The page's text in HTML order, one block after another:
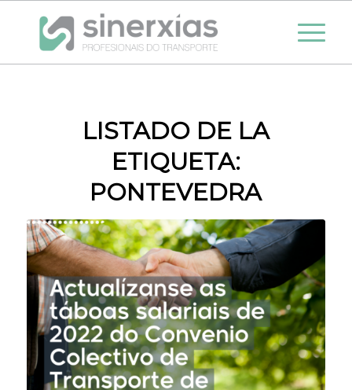
LISTADO DE LA
ETIQUETA:
PONTEVEDRA